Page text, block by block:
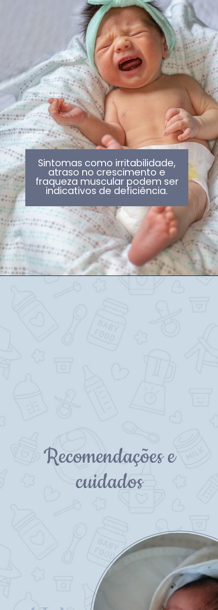
Sintomas como irritabilidade,
atraso no crescimento e
fraqueza muscular podem ser
indicativos de deficiência.
Recomendações e
cuidados